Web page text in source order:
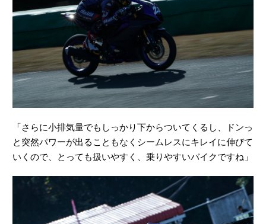
「さらに小排気量でもしっかり下からついてくるし、ドンっ
と突然パワーが出ることもなくシームレスにキレイに伸びて
いくので、とっても扱いやすく、乗りやすいバイクですね」